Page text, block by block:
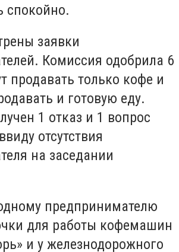
спокойно.
заявки
Комиссия одобрила 6
продавать только кофе и
и готовую еду.
1 отказ и 1 вопрос
отсутствия
на заседании
предпринимателю
для работы кофемашин
и у железнодорожного